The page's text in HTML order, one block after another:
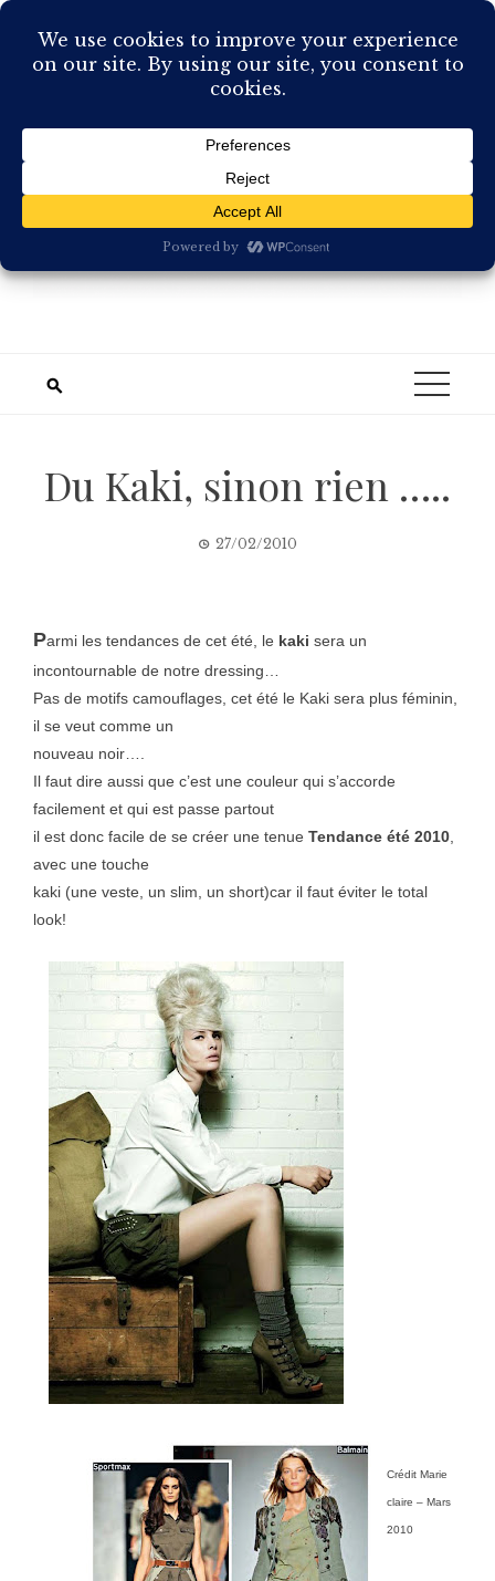
Skip
content
Du Kaki, sinon rien …..
27/02/2010
Parmi les tendances de cet été, le kaki sera un
incontournable de notre dressing…
Pas de motifs camouflages, cet été le Kaki sera plus féminin,
il se veut comme un
nouveau noir….
Il faut dire aussi que c’est une couleur qui s’accorde
facilement et qui est passe partout
il est donc facile de se créer une tenue Tendance été 2010
avec une touche
kaki (une veste, un slim, un short)car il faut éviter le total
look!
Crédit Marie
claire – Mars
2010